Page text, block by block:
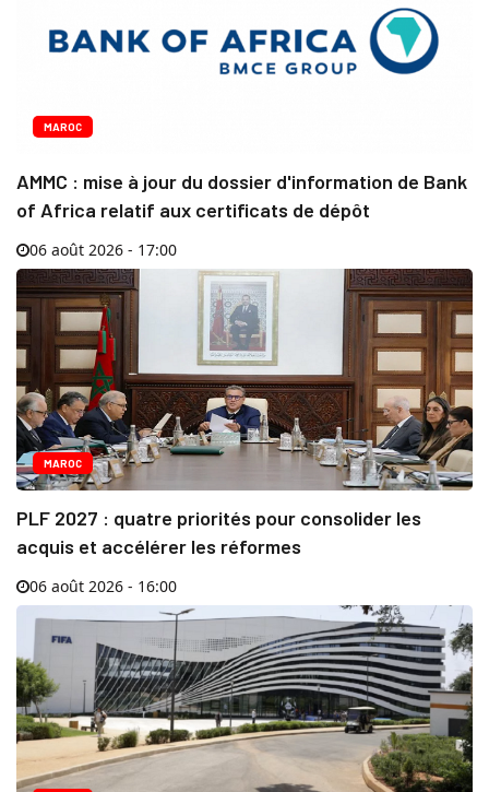
MAROC
AMMC : mise à jour du dossier d'information de Bank
of Africa relatif aux certificats de dépôt
06 août 2026 - 17:00
MAROC
PLF 2027 : quatre priorités pour consolider les
acquis et accélérer les réformes
06 août 2026 - 16:00